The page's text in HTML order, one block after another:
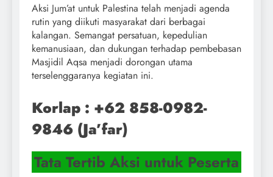
Aksi Jum’at untuk Palestina telah menjadi agenda
rutin yang diikuti masyarakat dari berbagai
kalangan. Semangat persatuan, kepedulian
kemanusiaan, dan dukungan terhadap pembebasan
Masjidil Aqsa menjadi dorongan utama
terselenggaranya kegiatan ini.
Korlap : ‪+62 858-0982-
9846‬ (Ja’far)
Tata Tertib Aksi untuk Peserta